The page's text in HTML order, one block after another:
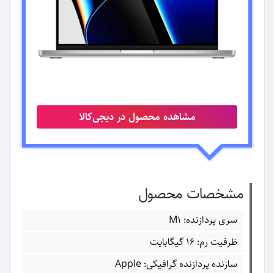
مشاهده محصول در دیجی‌کالا
مشخصات محصول
سری پردازنده: M۱
ظرفیت رم: ۱۶ گیگابایت
سازنده پردازنده گرافیکی: Apple